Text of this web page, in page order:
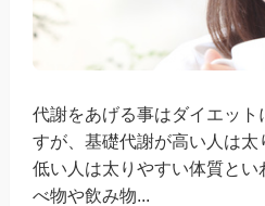
代謝をあげる事はダイエット
すが、基礎代謝が高い人は
低い人は太りやすい体質と
べ物や飲み物...